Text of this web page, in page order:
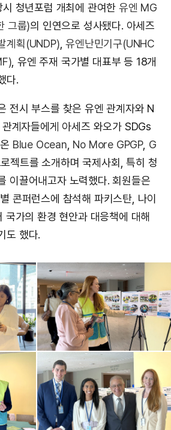
청년포럼 개최에 관여한 유엔 MG
그룹)의 인연으로 성사됐다. 아세즈
계획(UNDP) ,유엔난민기구(UNHC
, 유엔 주재 국가별 대표부 등 18개
다.
전시 부스를 찾은 유엔 관계자와 N
계자들에게 아세즈 와오가 SDGs
Blue Ocean No More GPGP, G
젝트를 소개하며 국제사회, 특히 청
이끌어내고자 노력했다. 회원들은
콘퍼런스에 참석해 파키스탄, 나이
국가의 환경 현안과 대응책에 대해
도 했다.